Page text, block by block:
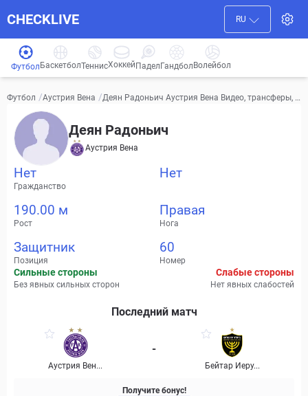
CHECKLIVE RU
Футбол БаскетболТеннисХоккей ПаделГандбол Волейбол
Футбол /Аустрия Вена /Деян Радоньич Аустрия Вена Видео, трансферы, с
Деян Радоньич
Аустрия Вена
Нет
Гражданство
Нет
190.00 м
Рост
Правая
Нога
Защитник
Позиция
60
Номер
Сильные стороны
Без явных сильных сторон
Слабые стороны
Нет явных слабостей
Последний матч
Аустрия Вен...
-
Бейтар Иеру...
Получите бонус!